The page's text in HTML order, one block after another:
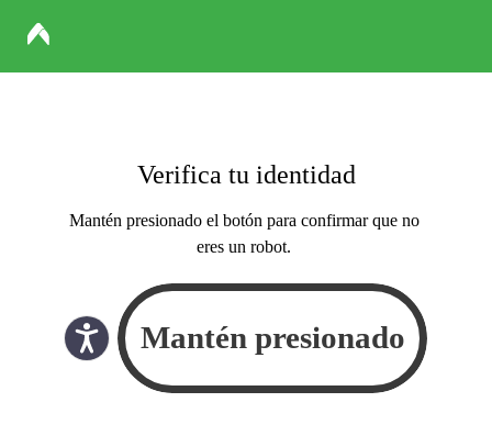
Verifica tu identidad
Mantén presionado el botón para confirmar que no
eres un robot.